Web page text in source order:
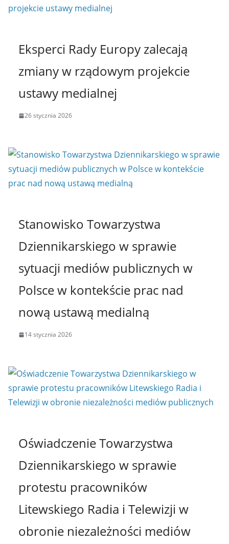
Eksperci Rady Europy zalecają
zmiany w rządowym projekcie
ustawy medialnej
26 stycznia 2026
Stanowisko Towarzystwa
Dziennikarskiego w sprawie
sytuacji mediów publicznych w
Polsce w kontekście prac nad
nową ustawą medialną
14 stycznia 2026
Oświadczenie Towarzystwa
Dziennikarskiego w sprawie
protestu pracowników
Litewskiego Radia i Telewizji w
obronie niezależności mediów